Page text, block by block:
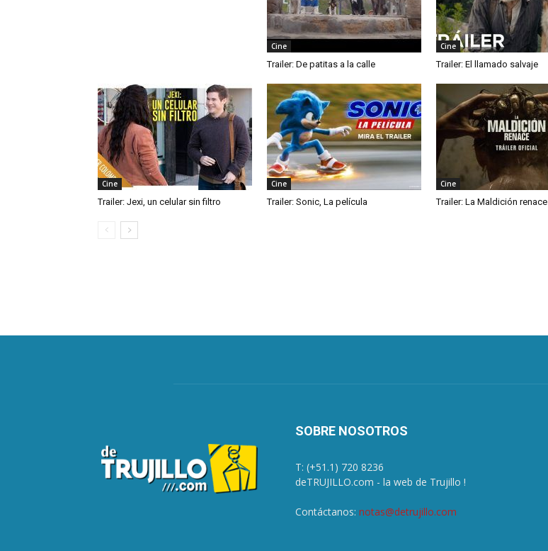
Cine
Trailer: De patitas a la calle
Cine
Trailer: El llamado salvaje
Cine
Trailer: Jexi, un celular sin filtro
Cine
Trailer: Sonic, La película
Cine
Trailer: La Maldición renace
SOBRE NOSOTROS
T: (+51.1) 720 8236
deTRUJILLO.com - la web de Trujillo !
Contáctanos: notas@detrujillo.com